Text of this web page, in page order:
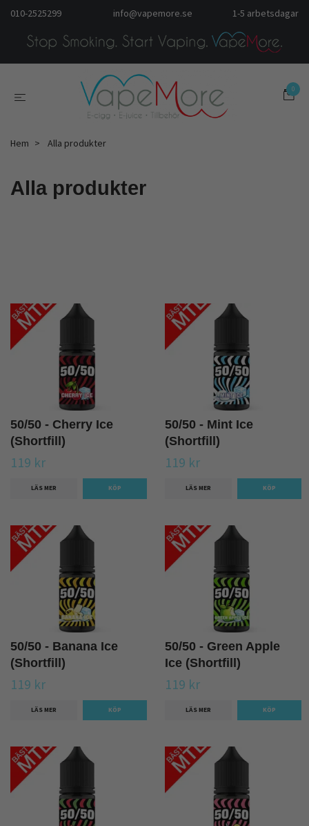
010-2525299 info@vapemore.se 1-5 arbetsdagar
0
Hem Alla produkter
Alla produkter
50/50 - Cherry Ice
(Shortfill)
119 kr
LÄS MER
50/50 - Mint Ice
(Shortfill)
119 kr
LÄS MER
50/50 - Banana Ice
(Shortfill)
119 kr
LÄS MER
50/50 - Green Apple
Ice (Shortfill)
119 kr
LÄS MER